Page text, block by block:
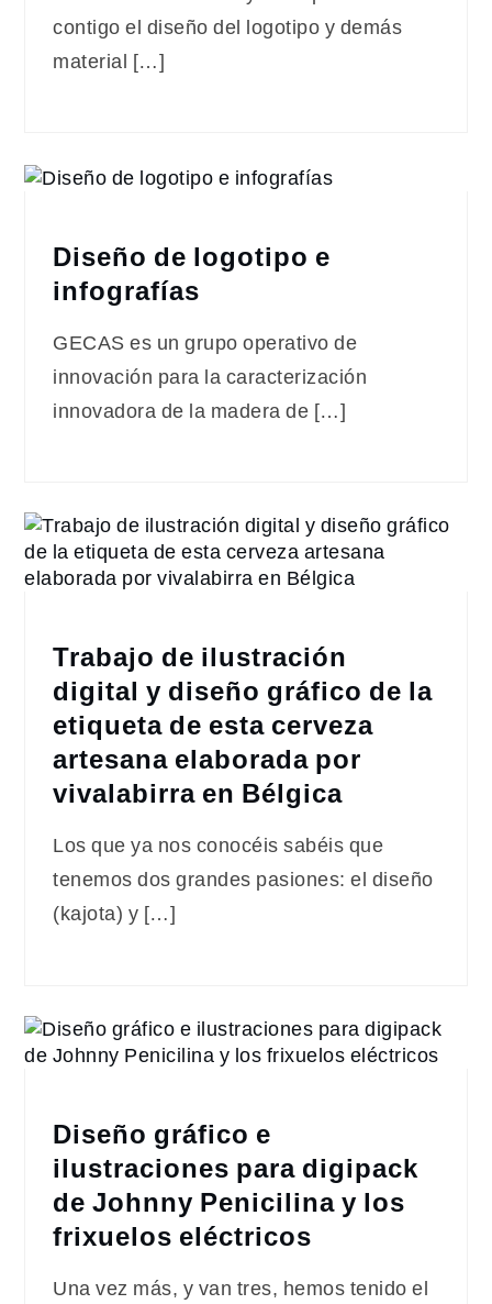
contigo el diseño del logotipo y demás
material […]
Diseño de logotipo e
infografías
GECAS es un grupo operativo de
innovación para la caracterización
innovadora de la madera de […]
Trabajo de ilustración
digital y diseño gráfico de la
etiqueta de esta cerveza
artesana elaborada por
vivalabirra en Bélgica
Los que ya nos conocéis sabéis que
tenemos dos grandes pasiones: el diseño
(kajota) y […]
Diseño gráfico e
ilustraciones para digipack
de Johnny Penicilina y los
frixuelos eléctricos
Una vez más, y van tres, hemos tenido el